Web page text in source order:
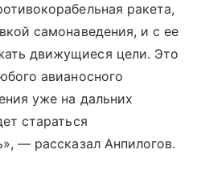
ракета,
самонаведения, и с ее
движущиеся цели. Это
авианосного
уже на дальних
стараться
— рассказал Анпилогов.